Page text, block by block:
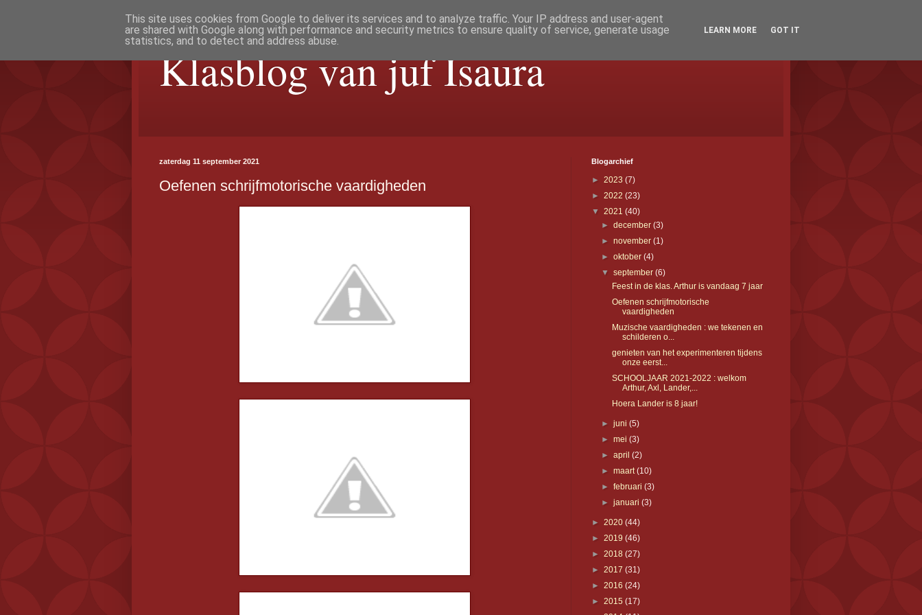
Klasblog van juf Isaura
zaterdag 11 september 2021
Oefenen schrijfmotorische vaardigheden
Blogarchief
► 2023 (7)
► 2022 (23)
▼ 2021 (40)
►december(3)
►november(1)
►oktober(4)
▼september(6)
Feest in de klas. Arthur is vandaag 7 jaar
Oefenen schrijfmotorische
vaardigheden
Muzische vaardigheden : we tekenen en
schilderen o...
genieten van het experimenteren tijdens
onze eerst...
SCHOOLJAAR 2021-2022 : welkom
Arthur, Axl, Lander,...
Hoera Lander is 8 jaar!
►juni(5)
►mei(3)
►april(2)
►maart(10)
►februari(3)
►januari(3)
► 2020 (44)
► 2019 (46)
► 2018 (27)
► 2017 (31)
► 2016 (24)
► 2015 (17)
This site uses cookies from Google to deliver its services and to analyze traffic. Your IP address and user-agent
are shared with Google along with performance and security metrics to ensure quality of service, generate usage
statistics, and to detect and address abuse.
LEARN MORE GOT IT